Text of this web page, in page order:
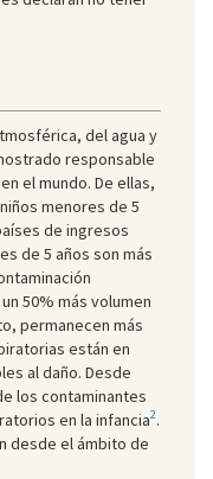
del agua y
responsable
el mundo. De ellas,
menores de 5
de ingresos
de 5 años son más
50% más volumen
permanecen más
están en
al daño. Desde
los contaminantes
en la infancia2.
desde el ámbito de